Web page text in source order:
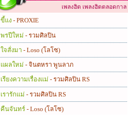
เพลงฮิต เพลงฮิตตลอดกาล
ขี้แง - PROXIE
พรปีใหม่ - รวมศิลปิน
ใจสั่งมา - Loso (โลโซ)
แผลใหม่ - จินตหรา พูนลาภ
เรียงความเรื่องแม่ - รวมศิลปิน RS
เรารักแม่ - รวมศิลปิน RS
คืนจันทร์ - Loso (โลโซ)